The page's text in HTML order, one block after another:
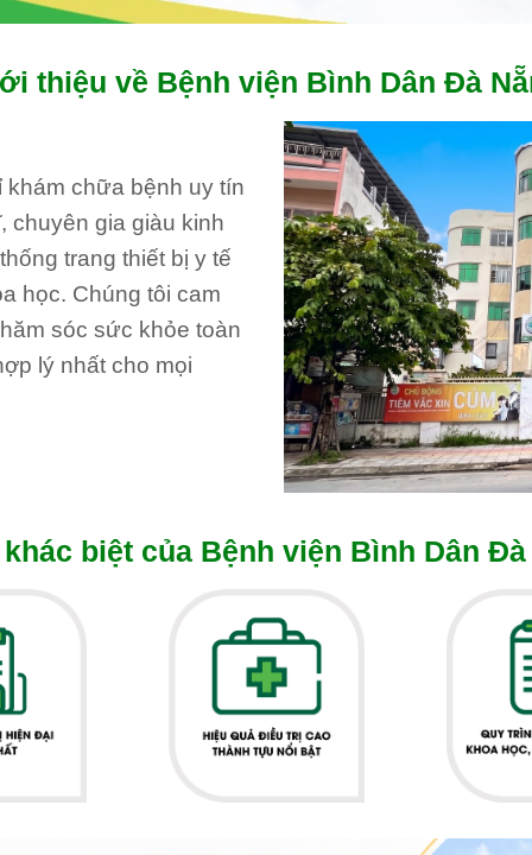
thiệu về Bệnh viện Bình Dân Đà
chữa bệnh uy tín
chuyên gia giàu kinh
trang thiết bị y tế
học. Chúng tôi cam
sóc sức khỏe toàn
lý nhất cho mọi
biệt của Bệnh viện Bình Dân Đà